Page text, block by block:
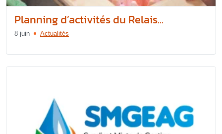
Planning d’activités du Relais...
8 juin Actualités